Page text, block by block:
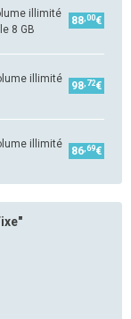
illimité
8 GB
88 ,00€
illimité
98 ,72€
illimité
86 ,69€